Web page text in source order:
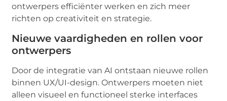
ontwerpers efficiënter werken en zich meer
richten op creativiteit en strategie.
Nieuwe vaardigheden en rollen voor
ontwerpers
Door de integratie van AI ontstaan nieuwe rollen
binnen UX/UI-design. Ontwerpers moeten niet
alleen visueel en functioneel sterke interfaces